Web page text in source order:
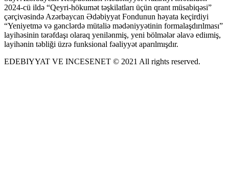
2024-cü ildə “Qeyri-hökumət təşkilatları üçün qrant müsabiqəsi”
çərçivəsində Azərbaycan Ədəbiyyat Fondunun həyata keçirdiyi
“Yeniyetmə və gənclərdə mütaliə mədəniyyətinin formalaşdırılması”
layihəsinin tərəfdaşı olaraq yenilənmiş, yeni bölmələr əlavə ediımiş,
layihənin təbliği üzrə funksional fəaliyyət aparılmışdır.
EDEBIYYAT VE INCESENET © 2021 All rights reserved.